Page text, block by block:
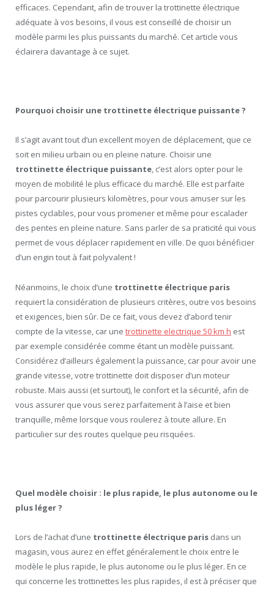
efficaces. Cependant, afin de trouver la trottinette électrique
adéquate à vos besoins, il vous est conseillé de choisir un
modèle parmi les plus puissants du marché. Cet article vous
éclairera davantage à ce sujet.
Pourquoi choisir une trottinette électrique puissante ?
Il s’agit avant tout d’un excellent moyen de déplacement, que ce
soit en milieu urbain ou en pleine nature. Choisir une
trottinette électrique puissante, c’est alors opter pour le
moyen de mobilité le plus efficace du marché. Elle est parfaite
pour parcourir plusieurs kilomètres, pour vous amuser sur les
pistes cyclables, pour vous promener et même pour escalader
des pentes en pleine nature. Sans parler de sa praticité qui vous
permet de vous déplacer rapidement en ville. De quoi bénéficier
d’un engin tout à fait polyvalent !
Néanmoins, le choix d’une trottinette électrique paris
requiert la considération de plusieurs critères, outre vos besoins
et exigences, bien sûr. De ce fait, vous devez d’abord tenir
compte de la vitesse, car une trottinette electrique 50 km h est
par exemple considérée comme étant un modèle puissant.
Considérez d’ailleurs également la puissance, car pour avoir une
grande vitesse, votre trottinette doit disposer d’un moteur
robuste. Mais aussi (et surtout), le confort et la sécurité, afin de
vous assurer que vous serez parfaitement à l’aise et bien
tranquille, même lorsque vous roulerez à toute allure. En
particulier sur des routes quelque peu risquées.
Quel modèle choisir : le plus rapide, le plus autonome ou le
plus léger ?
Lors de l’achat d’une trottinette électrique paris dans un
magasin, vous aurez en effet généralement le choix entre le
modèle le plus rapide, le plus autonome ou le plus léger. En ce
qui concerne les trottinettes les plus rapides, il est à préciser que